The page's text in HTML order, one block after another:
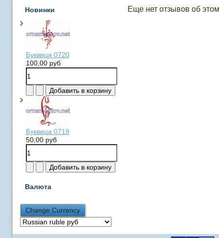
Новинки
Буквица 0720
100,00 руб
Буквица 0719
50,00 руб
Валюта
Еще нет отзывов об